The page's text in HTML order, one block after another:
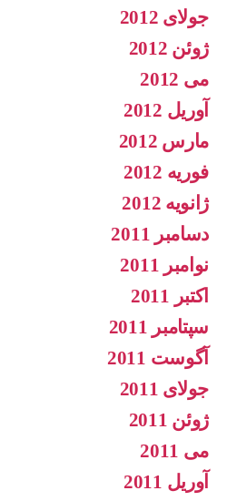
جولای 2012
ژوئن 2012
می 2012
آوریل 2012
مارس 2012
فوریه 2012
ژانویه 2012
دسامبر 2011
نوامبر 2011
اکتبر 2011
سپتامبر 2011
آگوست 2011
جولای 2011
ژوئن 2011
می 2011
آوریل 2011